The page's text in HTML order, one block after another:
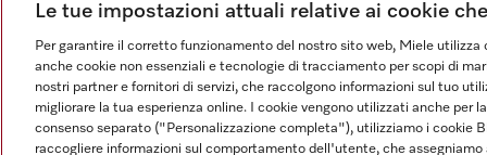
Le tue impostazioni attuali relative ai cookie
Per garantire il corretto funzionamento del nostro sito web, Miele
anche cookie non essenziali e tecnologie di tracciamento per scopi di
nostri partner e fornitori di servizi, che raccolgono informazioni sul tuo
migliorare la tua esperienza online. I cookie vengono utilizzati anche per
consenso separato ("Personalizzazione completa"), utilizziamo i cookie
raccogliere informazioni sul comportamento dell'utente, che